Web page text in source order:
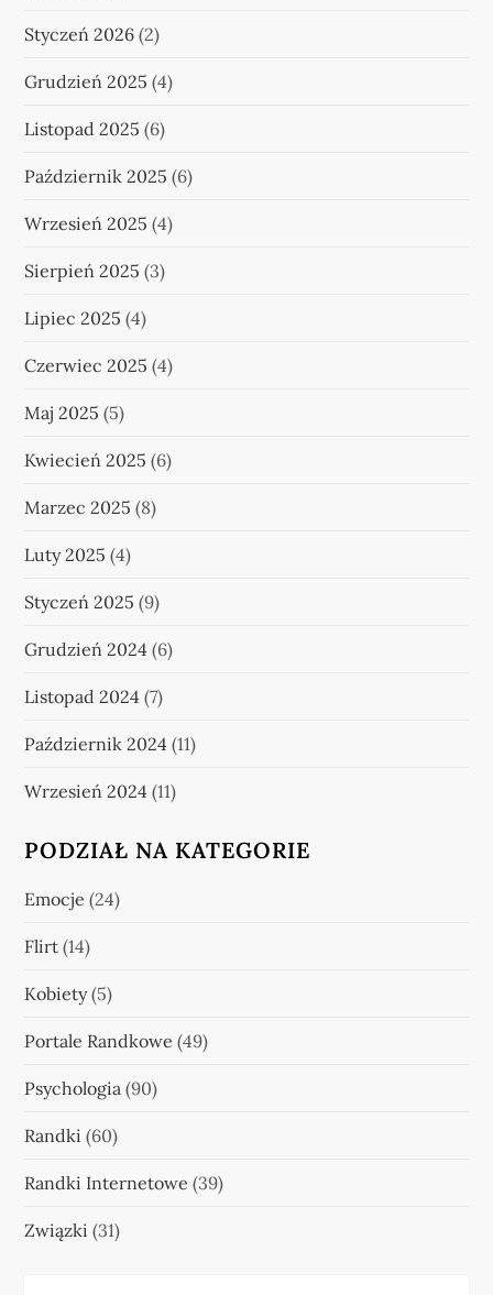
Styczeń 2026 (2)
Grudzień 2025 (4)
Listopad 2025 (6)
Październik 2025 (6)
Wrzesień 2025 (4)
Sierpień 2025 (3)
Lipiec 2025 (4)
Czerwiec 2025 (4)
Maj 2025 (5)
Kwiecień 2025 (6)
Marzec 2025 (8)
Luty 2025 (4)
Styczeń 2025 (9)
Grudzień 2024 (6)
Listopad 2024 (7)
Październik 2024 (11)
Wrzesień 2024 (11)
PODZIAŁ NA KATEGORIE
Emocje (24)
Flirt (14)
Kobiety(5)
Portale Randkowe (49)
Psychologia (90)
Randki (60)
Randki Internetowe (39)
Związki (31)